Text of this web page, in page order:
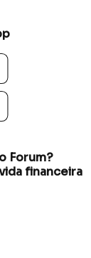
Forum?
financeira